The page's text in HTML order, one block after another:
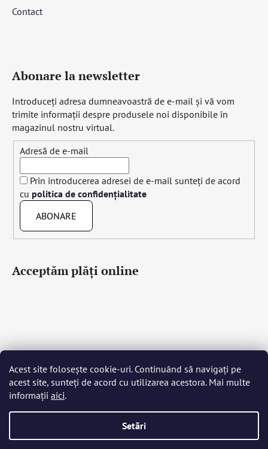
Acest site folosește cookie-uri. Continuând să navigați pe
acest site, sunteți de acord cu utilizarea acestora. Mai multe
informații aici.
Setări
Contact
Abonare la newsletter
Introduceţi adresa dumneavoastră de e-mail şi vă vom
trimite informaţii despre produsele noi disponibile în
magazinul nostru virtual.
Adresă de e-mail
Prin introducerea adresei de e-mail sunteți de acord
cu politica de confidențialitate
ABONARE
Acceptăm plăţi online
Čeština Slovenčina English Deutsch Magyar
Język polski
Română Italiano Español Français
Português
Nederlands Українська Ελληνικά Svenska Dansk